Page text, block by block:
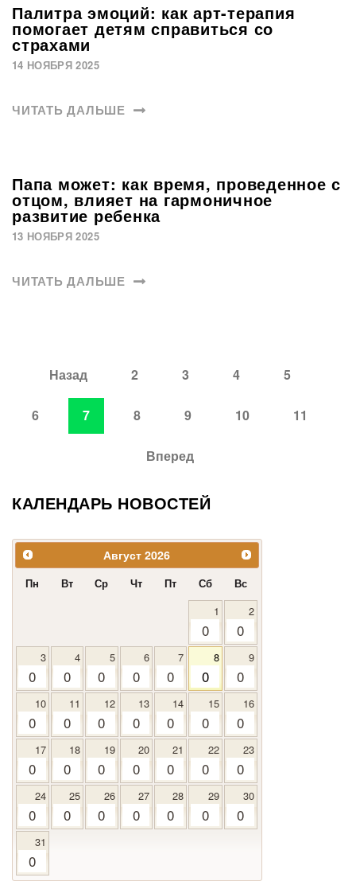
Палитра эмоций: как арт-терапия
помогает детям справиться со
страхами
14 НОЯБРЯ 2025
ЧИТАТЬ ДАЛЬШЕ
Папа может: как время, проведенное с
отцом, влияет на гармоничное
развитие ребенка
13 НОЯБРЯ 2025
ЧИТАТЬ ДАЛЬШЕ
Назад 2 3 4 5
6 7 8 9 10 11
Вперед
КАЛЕНДАРЬ НОВОСТЕЙ
Август 2026
Пн Вт Ср Чт Пт Сб Вс
1
0
2
0
3
0
4
0
5
0
6
0
7
0
8
0
9
0
10
0
11
0
12
0
13
0
14
0
15
0
16
0
17
0
18
0
19
0
20
0
21
0
22
0
23
0
24
0
25
0
26
0
27
0
28
0
29
0
30
0
31
0